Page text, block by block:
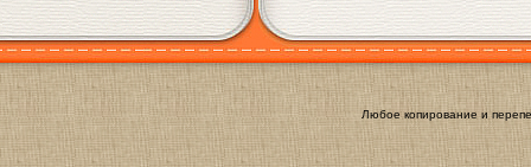
Любое копирование и